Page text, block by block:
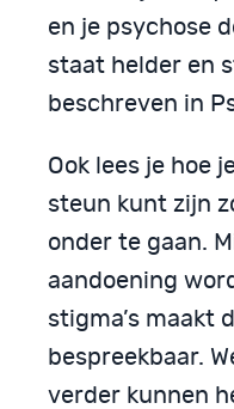
en je psychose
staat helder en
beschreven in
Ook lees je hoe
steun kunt zijn
onder te gaan.
aandoening
stigma’s maakt
bespreekbaar.
verder kunnen